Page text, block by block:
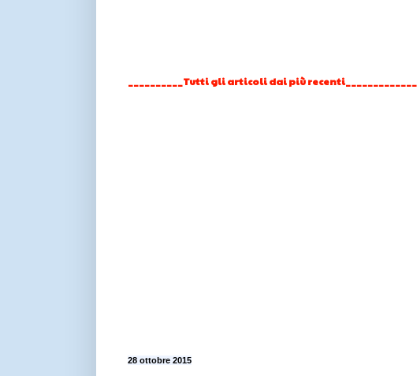
__________Tutti gli articoli dai più recenti______________
28 ottobre 2015